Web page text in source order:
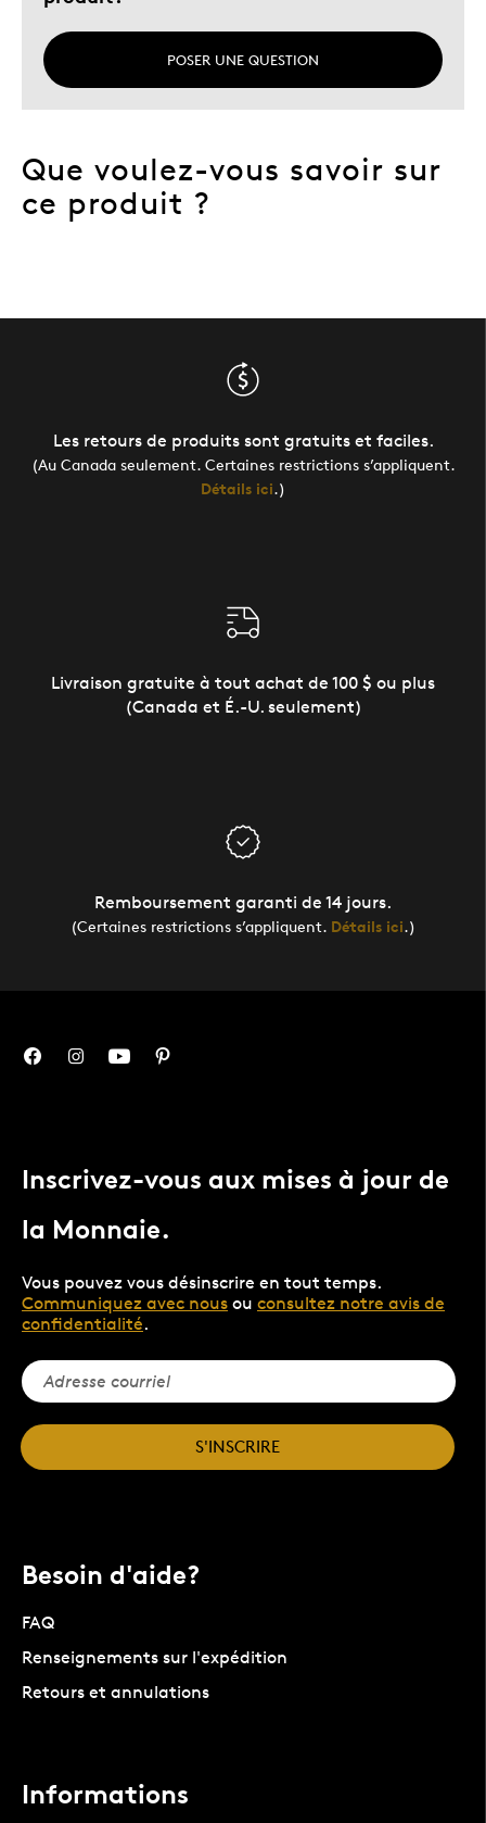
POSER UNE QUESTION
Que voulez-vous savoir sur
ce produit ?
Les retours de produits sont gratuits et faciles.
(Au Canada seulement. Certaines restrictions s’appliquent.
Détails ici.)
Livraison gratuite à tout achat de 100 $ ou plus
(Canada et É.-U. seulement)
Remboursement garanti de 14 jours.
(Certaines restrictions s’appliquent. Détails ici.)
Inscrivez-vous aux mises à jour de
la Monnaie.
Vous pouvez vous désinscrire en tout temps.
Communiquez avec nous ou consultez notre avis de
confidentialité.
S'INSCRIRE
Besoin d'aide?
FAQ
Renseignements sur l'expédition
Retours et annulations
Informations